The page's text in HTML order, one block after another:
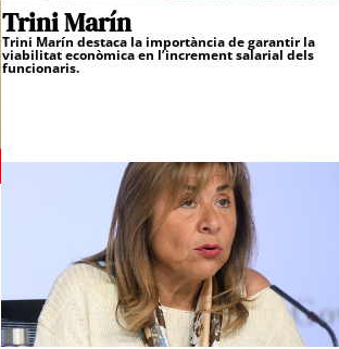
Trini Marín
Trini Marín destaca la importància de garantir la
viabilitat econòmica en l’increment salarial dels
funcionaris.